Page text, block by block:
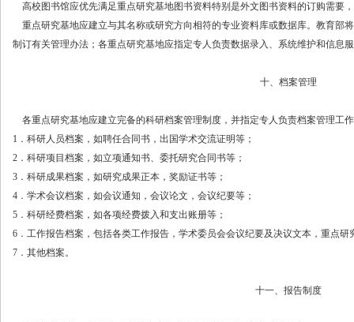
高校图书馆应优先满足重点研究基地图书资料特别是外文图书资料的订购需要
重点研究基地应建立与其名称或研究方向相符的专业资料库或数据库。教育部
制订有关管理办法；各重点研究基地应指定专人负责数据录入、系统维护和信息
十、档案管理
各重点研究基地应建立完备的科研档案管理制度，并指定专人负责档案管理工
1．科研人员档案，如聘任合同书，出国学术交流证明等；
2．科研项目档案，如立项通知书、委托研究合同书等；
3．科研成果档案，如研究成果正本，奖励证书等；
4．学术会议档案，如会议通知，会议论文，会议纪要等；
5．科研经费档案，如各项经费拨入和支出账册等；
6．工作报告档案，包括各类工作报告，学术委员会会议纪要及决议文本，重点研
7．其他档案。
十一、报告制度